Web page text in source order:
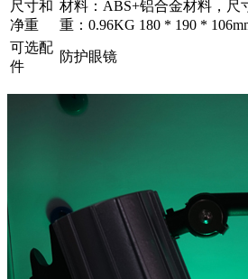
尺寸和
净重
材料：ABS+铝合金材料，尺
重：0.96KG 180 * 190 *
可选配
件
防护眼镜